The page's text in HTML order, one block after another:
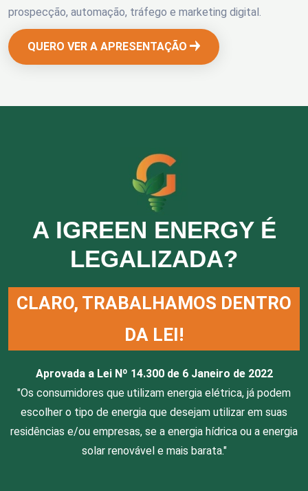
prospecção, automação, tráfego e marketing digital.
QUERO VER A APRESENTAÇÃO
A IGREEN ENERGY É
LEGALIZADA?
CLARO, TRABALHAMOS DENTRO
DA LEI!
Aprovada a Lei Nº 14.300 de 6 Janeiro de 2022
"Os consumidores que utilizam energia elétrica, já podem
escolher o tipo de energia que desejam utilizar em suas
residências e/ou empresas, se a energia hídrica ou a energia
solar renovável e mais barata."